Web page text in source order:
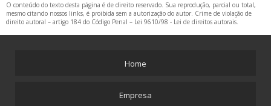
O conteúdo do texto desta página é de direito reservado. Sua reprodução, parcial ou total,
mesmo citando nossos links, é proibida sem a autorização do autor. Crime de violação de
direito autoral – artigo 184 do Código Penal – Lei 9610/98 - Lei de direitos autorais.
Home
Empresa